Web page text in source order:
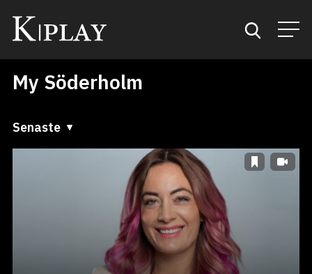
Start
Sök
Kategorier
My Söderholm
Senaste
Senaste